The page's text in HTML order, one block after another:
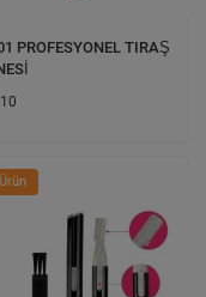
PROFESYONEL TIRAŞ